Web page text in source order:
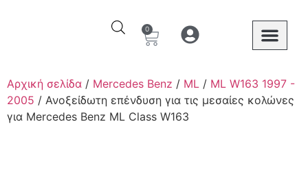
0
Αρχική σελίδα / Mercedes Benz / ML / ML W163 1997 -
2005 / Ανοξείδωτη επένδυση για τις μεσαίες κολώνες
για Mercedes Benz ML Class W163